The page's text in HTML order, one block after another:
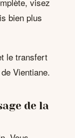
bien plus
le transfert
Vientiane.
de la